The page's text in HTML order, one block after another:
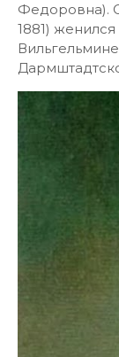
Федоровна).
1881)